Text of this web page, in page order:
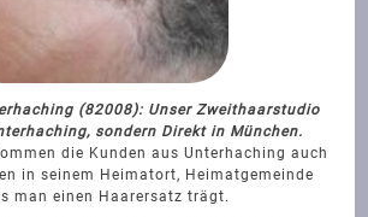
(82008): Unser Zweithaarstudio
sondern Direkt in München.
die Kunden aus Unterhaching auch
in seinem Heimatort, Heimatgemeinde
man einen Haarersatz trägt.